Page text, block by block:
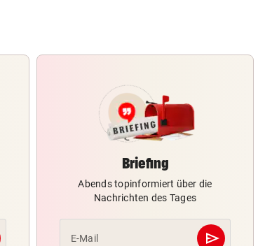
Briefing
Abends topinformiert über die
Nachrichten des Tages
E-Mail send
Abschicken